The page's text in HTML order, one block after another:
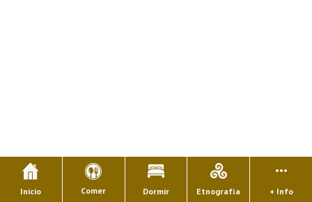
Inicio Comer Dormir Etnografía + Info